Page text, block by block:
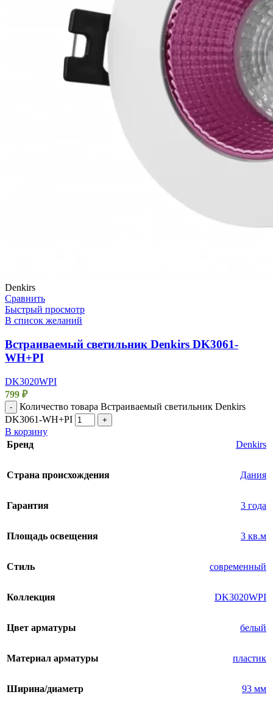
Denkirs
Сравнить
Быстрый просмотр
В список желаний
Встраиваемый светильник Denkirs DK3061-
WH+PI
DK3020WPI
799 ₽
-
Количество товара Встраиваемый светильник Denkirs
DK3061-WH+PI
+
В корзину
Бренд
Denkirs
Страна происхождения Дания
Гарантия 3 года
Площадь освещения 3 кв.м
Стиль современный
Коллекция DK3020WPI
Цвет арматуры белый
Материал арматуры пластик
Ширина/диаметр 93 мм